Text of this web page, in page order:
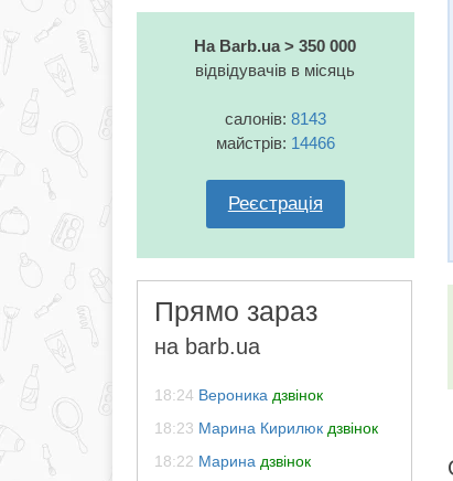
На Barb.ua > 350 000
відвідувачів в місяць
салонів: 8143
майстрів: 14466
Реєстрація
Прямо зараз
на barb.ua
18:24 Вероника дзвінок
18:23 Марина Кирилюк дзвінок
18:22 Марина дзвінок